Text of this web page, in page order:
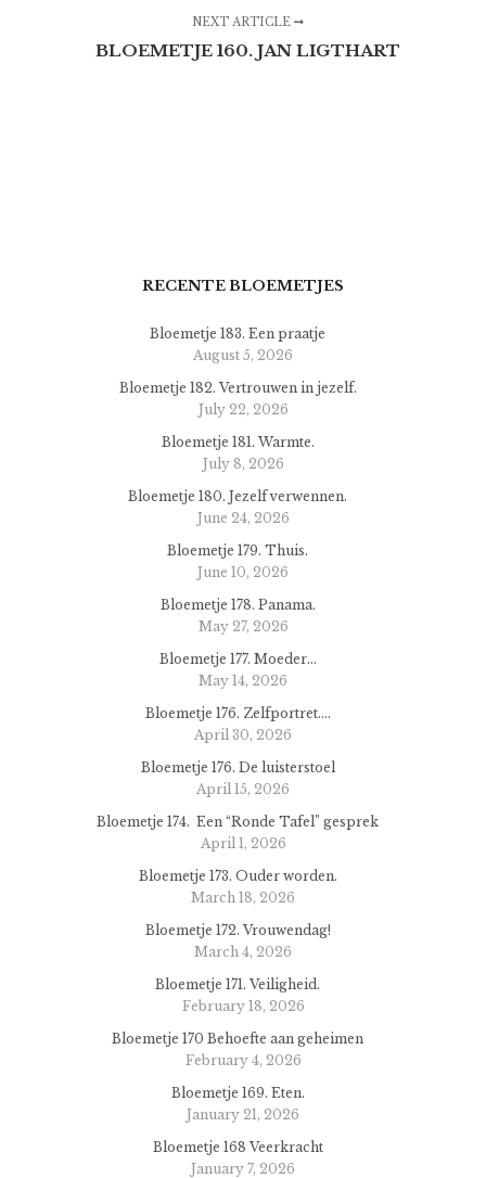
NEXT ARTICLE
BLOEMETJE 160. JAN LIGTHART
RECENTE BLOEMETJES
Bloemetje 183. Een praatje
August 5, 2026
Bloemetje 182. Vertrouwen in jezelf.
July 22, 2026
Bloemetje 181. Warmte.
July 8, 2026
Bloemetje 180. Jezelf verwennen.
June 24, 2026
Bloemetje 179. Thuis.
June 10, 2026
Bloemetje 178. Panama.
May 27, 2026
Bloemetje 177. Moeder…
May 14, 2026
Bloemetje 176. Zelfportret….
April 30, 2026
Bloemetje 176. De luisterstoel
April 15, 2026
Bloemetje 174. Een “Ronde Tafel” gesprek
April 1, 2026
Bloemetje 173. Ouder worden.
March 18, 2026
Bloemetje 172. Vrouwendag!
March 4, 2026
Bloemetje 171. Veiligheid.
February 18, 2026
Bloemetje 170 Behoefte aan geheimen
February 4, 2026
Bloemetje 169. Eten.
January 21, 2026
Bloemetje 168 Veerkracht
January 7, 2026